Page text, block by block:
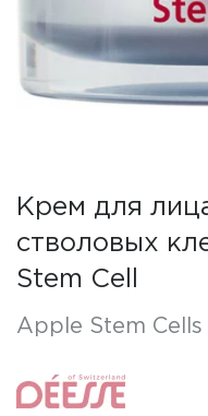
Крем для
стволовых
Stem Cell
Apple Stem Cells